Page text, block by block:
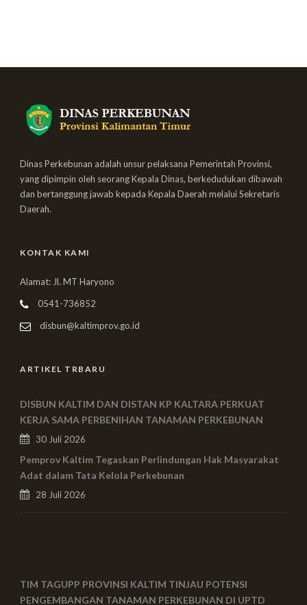
Dinas Perkebunan adalah unsur pelaksana Pemerintah Provinsi,
yang dipimpin oleh seorang Kepala Dinas, berkedudukan dibawah
dan bertanggung jawab kepada Kepala Daerah melalui Sekretaris
Daerah.
KONTAK KAMI
Alamat: Jl. MT Haryono
0541-736852
disbun@kaltimprov.go.id
ARTIKEL TRBARU
DISBUN KALTIM DAN DISTAN KP KALTARA PERKUAT
KERJA SAMA PERBENIHAN TANAMAN PERKEBUNAN
30 Juli 2026
Pemprov Kaltim Tegaskan Perlindungan Hak Masyarakat
Adat dalam Tata Kelola Perkebunan
28 Juli 2026
TIM TAGUPP PROVINSI KALTIM TINJAU POTENSI
PENGEMBANGAN TANAMAN PERKEBUNAN DI UPTD